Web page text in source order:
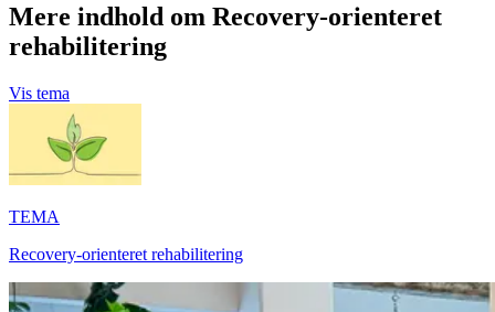
Mere indhold om Recovery-orienteret
rehabilitering
Vis tema
TEMA
Recovery-orienteret rehabilitering